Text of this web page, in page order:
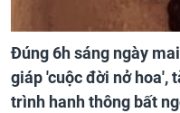
Đúng 6h sáng ngày
giáp 'cuộc đời nở hoa',
trình hanh thông bất